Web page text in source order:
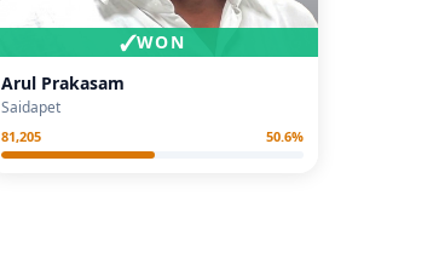
✓WON
Arul Prakasam
Saidapet
81,205 50.6%